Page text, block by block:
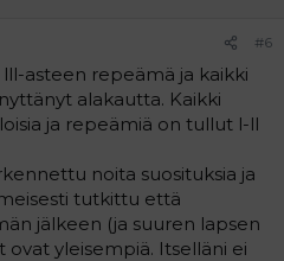
#6
asteen repeämä ja kaikki
alakautta. Kaikki
ja repeämiä on tullut l-ll
noita suosituksia ja
tutkittu että
jälkeen (ja suuren lapsen
yleisempiä. Itselläni ei